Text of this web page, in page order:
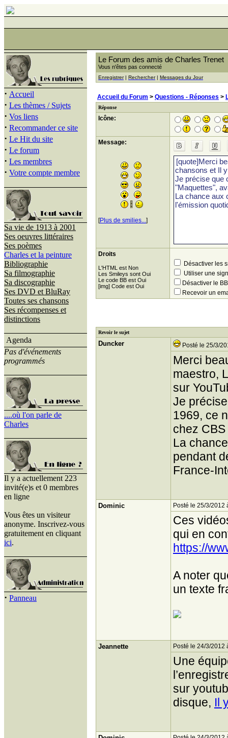
· Accueil
· Les thèmes / Sujets
· Vos liens
· Recommander ce site
· Le Hit du site
· Le forum
· Les membres
· Votre compte membre
Sa vie de 1913 à 2001
Ses oeuvres littéraires
Ses poèmes
Charles et la peinture
Bibliographie
Sa filmographie
Sa discographie
Ses DVD et BluRay
Toutes ses chansons
Ses récompenses et
distinctions
Agenda
Pas d'événements
programmés
....où l'on parle de
Charles
Il y a actuellement 223
invité(e)s et 0 membres
en ligne
Vous êtes un visiteur
anonyme. Inscrivez-vous
gratuitement en cliquant
ici.
· Panneau
Le Forum des amis de Charles Trenet
Vous n'êtes pas connecté
Enregistrer| Rechercher| Messages du Jour
Accueil du Forum > Questions - Réponses >
Réponse
Icône:
Message:
[Plus de smilies...]
Droits
L'HTML est Non
Les Smileys sont Oui
Le code BB est Oui
[img] Code est Oui
Désactiver les
Utiliser une
Désactiver le
Recevoir un
Revoir le sujet
Duncker Posté le 25/3/
Merci
maestro,
sur
Je
1969, ce
chez
La
pendant
France-
Dominic Posté le 25/3/2012
Ces
qui en
https://
A noter
un texte
Jeannette Posté le 24/3/2012
Une
sur
disque, Il